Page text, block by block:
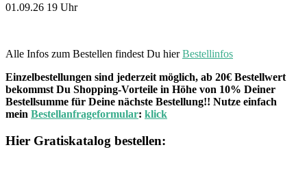
01.09.26 19 Uhr
Alle Infos zum Bestellen findest Du hierBestellinfos
Einzelbestellungen sind jederzeit möglich, ab 20€ Bestellwert
bekommst Du Shopping-Vorteile in Höhe von 10% Deiner
Bestellsumme für Deine nächste Bestellung!! Nutze einfach
mein Bestellanfrageformular: klick
Hier Gratiskatalog bestellen: